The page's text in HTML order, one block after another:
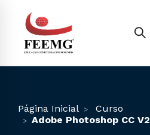
Página Inicial
Curso
Adobe Photoshop CC V2